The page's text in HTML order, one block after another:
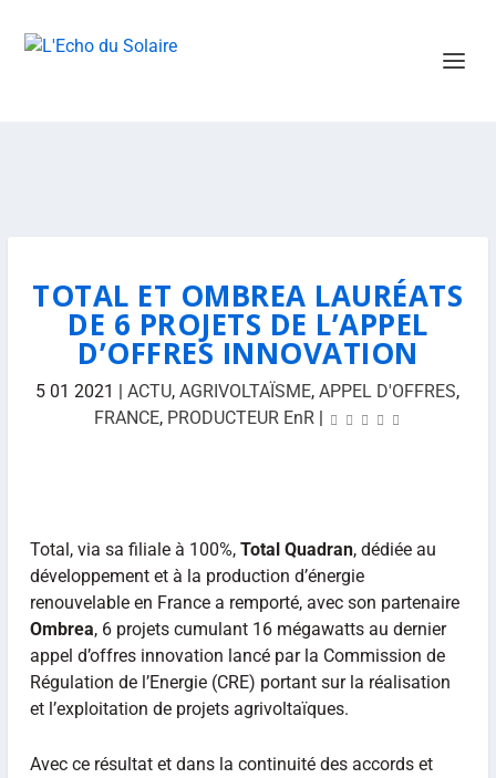
TOTAL ET OMBREA LAURÉATS
DE 6 PROJETS DE L’APPEL
D’OFFRES INNOVATION
5 01 2021 |ACTU,AGRIVOLTAÏSME,APPEL D'OFFRES,
FRANCE, PRODUCTEUR EnR |
Total, via sa filiale à 100%, Total Quadran, dédiée au
développement et à la production d’énergie
renouvelable en France a remporté, avec son partenaire
Ombrea, 6 projets cumulant 16 mégawatts au dernier
appel d’offres innovation lancé par la Commission de
Régulation de l’Energie (CRE) portant sur la réalisation
et l’exploitation de projets agrivoltaïques.
Avec ce résultat et dans la continuité des accords et